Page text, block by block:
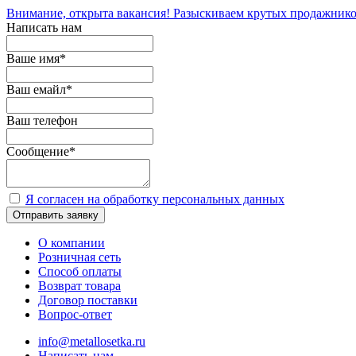
Внимание, открыта вакансия! Разыскиваем крутых
Написать нам
Ваше имя*
Ваш емайл*
Ваш телефон
Сообщение*
Я согласен на обработку персональных данных
Отправить заявку
О компании
Розничная сеть
Способ оплаты
Возврат товара
Договор поставки
Вопрос-ответ
info@metallosetka.ru